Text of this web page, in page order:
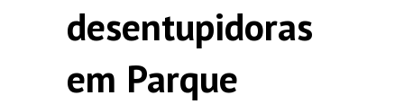
desentupidoras
em Parque